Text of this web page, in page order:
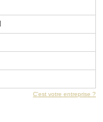
C'est votre entreprise ?